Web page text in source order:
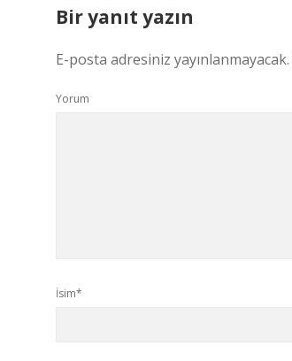
Bir yanıt yazın
E-posta adresiniz yayınlanmayacak.
Yorum
İsim*